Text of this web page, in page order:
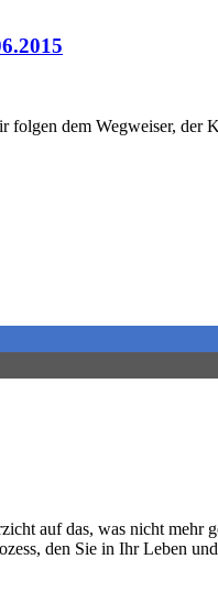
dem Wegweiser, der
auf das, was nicht
den Sie in Ihr Leben